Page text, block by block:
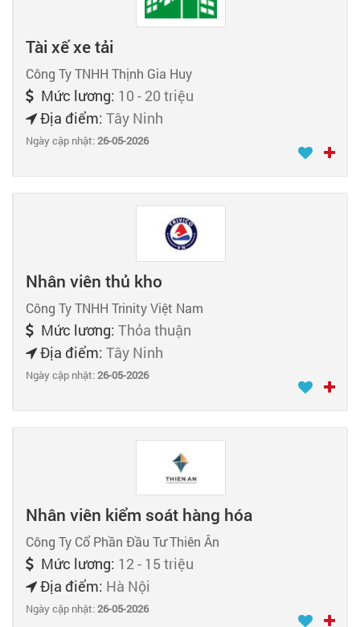
Tài xế xe tải
Công Ty TNHH Thịnh Gia Huy
Mức lương: 10 - 20 triệu
Địa điểm: Tây Ninh
Ngày cập nhật:26-05-2026
Nhân viên thủ kho
Công Ty TNHH Trinity Việt Nam
Mức lương: Thỏa thuận
Địa điểm: Tây Ninh
Ngày cập nhật:26-05-2026
Nhân viên kiểm soát hàng hóa
Công Ty Cổ Phần Đầu Tư Thiên Ân
Mức lương: 12 - 15 triệu
Địa điểm: Hà Nội
Ngày cập nhật:26-05-2026